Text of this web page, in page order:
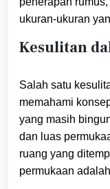
ukuran-ukuran
Kesulitan
Salah satu
memahami
yang masih
dan luas
ruang yang
permukaan